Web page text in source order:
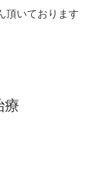
頂いております
療